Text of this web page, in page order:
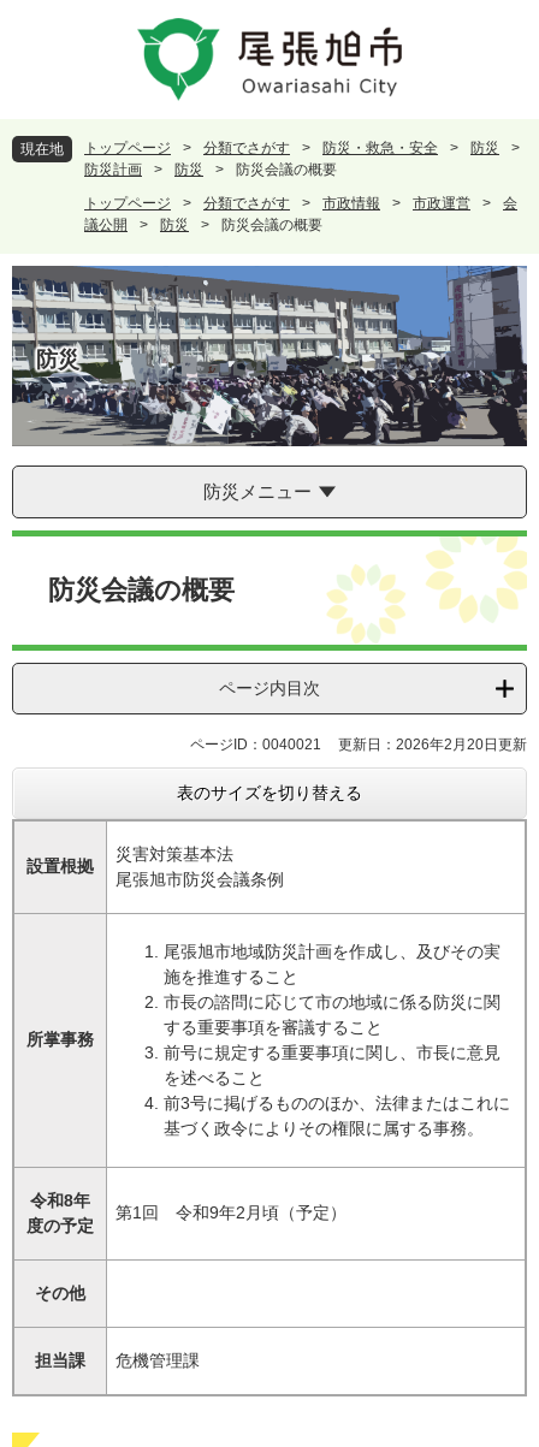
頭
で
飛
ば
文
へ
現在地 トップページ > 分類でさがす > 防災・救急・安全 > 防災
>
防災計画
> 防災 >
防災会議の概要
トップページ
> 分類でさがす > 市政情報 > 市政運営 >
会
議公開
> 防災 > 防災会議の概要
防災
防災メニュー
本
防災会議の概要
ページ内目次
ページID：0040021 更新日：2026年2月20日更新
表のサイズを切り替える
設置根拠
災害対策基本法
尾張旭市防災会議条例
所掌事務
尾張旭市地域防災計画を作成し、及びその実
施を推進すること
市長の諮問に応じて市の地域に係る防災に関
する重要事項を審議すること
前号に規定する重要事項に関し、市長に意見
を述べること
前3号に掲げるもののほか、法律またはこれに
基づく政令によりその権限に属する事務。
令和8年
度の予定
第1回 令和9年2月頃（予定）
その他
担当課 危機管理課